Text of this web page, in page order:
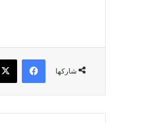
شاركها
فيسبوك